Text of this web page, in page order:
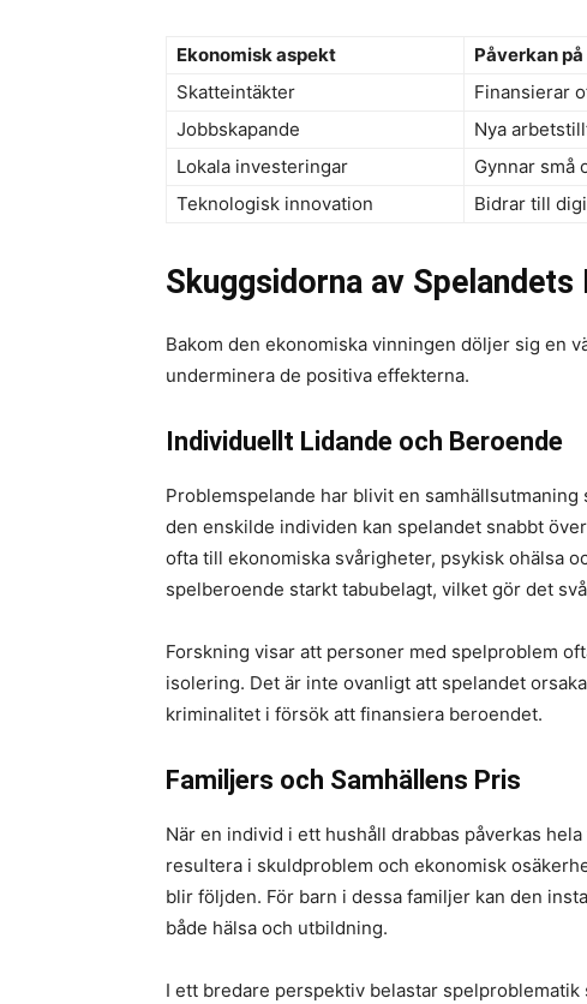
Ekonomisk aspekt
Påverkan
Skatteintäkter
Finansierar
Jobbskapande
Nya
Lokala investeringar
Gynnar små
Teknologisk innovation
Bidrar till
Skuggsidorna av Spelandets
Bakom den ekonomiska vinningen döljer sig en
underminera de positiva effekterna.
Individuellt Lidande och Beroende
Problemspelande har blivit en
den enskilde individen kan spelandet snabbt
ofta till ekonomiska svårigheter, psykisk ohälsa
spelberoende starkt tabubelagt, vilket gör det
Forskning visar att personer med spelproblem
isolering. Det är inte ovanligt att spelandet
kriminalitet i försök att finansiera beroendet.
Familjers och Samhällens Pris
När en individ i ett hushåll drabbas påverkas
resultera i skuldproblem och ekonomisk
blir följden. För barn i dessa familjer kan den
både hälsa och utbildning.
I ett bredare perspektiv belastar